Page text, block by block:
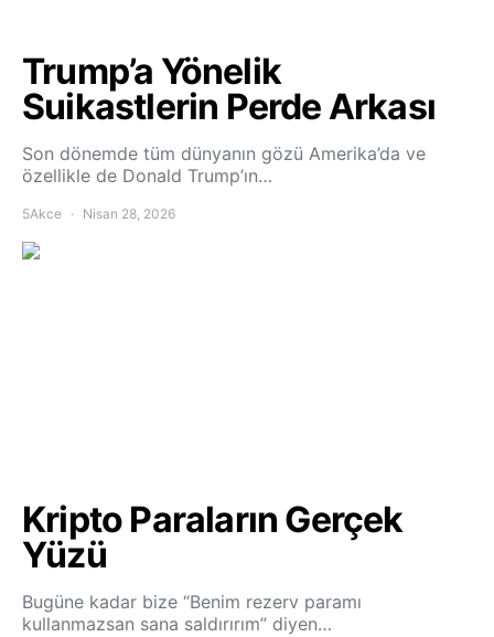
Trump’a Yönelik
Suikastlerin Perde Arkası
Son dönemde tüm dünyanın gözü Amerika’da ve
özellikle de Donald Trump’ın…
5Akce Nisan 28, 2026
Kripto Paraların Gerçek
Yüzü
Bugüne kadar bize “Benim rezerv paramı
kullanmazsan sana saldırırım” diyen…